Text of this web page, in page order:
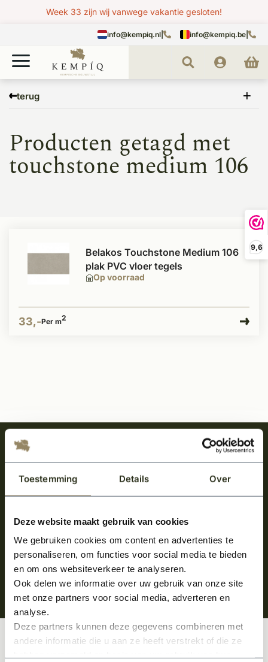
Toestemming Details Over
Deze website maakt gebruik van cookies
We gebruiken cookies om content en advertenties te
personaliseren, om functies voor social media te bieden
en om ons websiteverkeer te analyseren.
Ook delen we informatie over uw gebruik van onze site
met onze partners voor social media, adverteren en
analyse.
Deze partners kunnen deze gegevens combineren met
andere informatie die u aan ze heeft verstrekt of die ze
9,6
Week 33 zijn wij vanwege vakantie gesloten!
info@kempiq.nl info@kempiq.be
terug
touchstone medium 106
Producten getagd met
touchstone medium 106
Op voorraad
Belakos Touchstone Medium 106
plak PVC vloer tegels
33,-Per m2
Meld je aan en ontvang het laatste nieuws
over onze kempische bouwstijl!
Aanmelden voor de nieuwsbrief
Klantenservice